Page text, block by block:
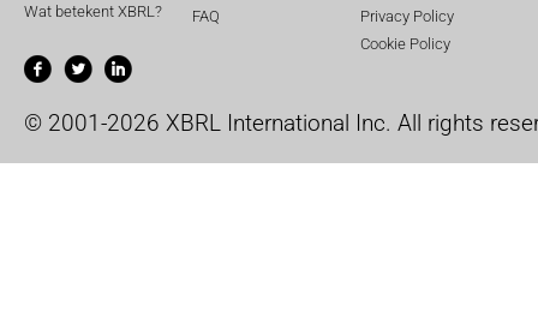
Wat betekent XBRL?
FAQ
Privacy Policy
Cookie Policy
© 2001-2026 XBRL International Inc. All rights